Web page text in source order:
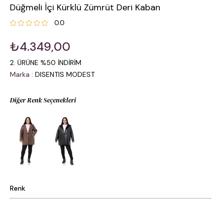
Düğmeli İçi Kürklü Zümrüt Deri Kaban
0.0
₺4.349,00
2. ÜRÜNE %50 İNDİRİM
Marka : DISENTIS MODEST
Diğer Renk Seçenekleri
Renk